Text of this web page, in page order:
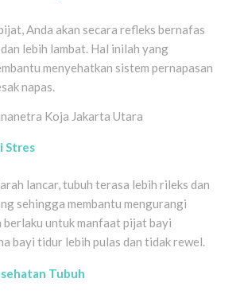
Anda akan secara refleks bernafas
lebih lambat. Hal inilah yang
menyehatkan sistem pernapasan
napas.
Koja Jakarta Utara
Stres
lancar, tubuh terasa lebih rileks dan
sehingga membantu mengurangi
berlaku untuk manfaat pijat bayi
bayi tidur lebih pulas dan tidak rewel.
Tubuh